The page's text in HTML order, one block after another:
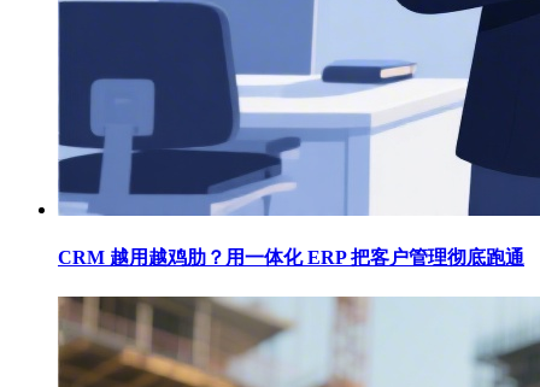
CRM 越用越鸡肋？用一体化 ERP 把客户管理彻底跑通